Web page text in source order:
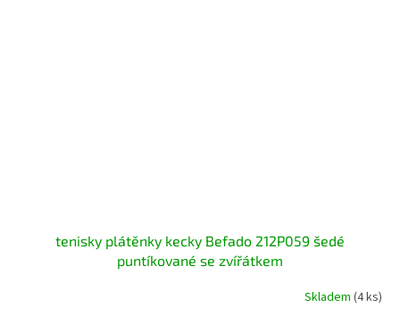
tenisky plátěnky kecky Befado 212P059 šedé
puntíkované se zvířátkem
Skladem (4 ks)